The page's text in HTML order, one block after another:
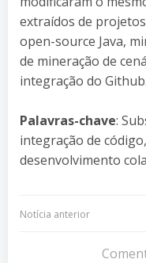
extraídos de projetos
open-source Java,
de mineração de
integração do Github.
Palavras-chave:
integração de código,
desenvolvimento
Notícia anterior